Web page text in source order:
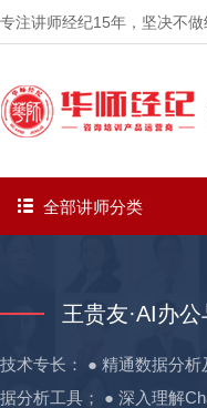
专注讲师经纪15年 ，坚决不
全部讲师分类
王贵友·AI办
技术专长： ● 精通数据分
据分析工具； ● 深入理解